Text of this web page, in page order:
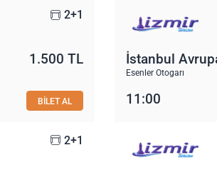
2+1
1.500 TL
BİLET AL
İstanbul
Esenler Otogarı
11:00
2+1